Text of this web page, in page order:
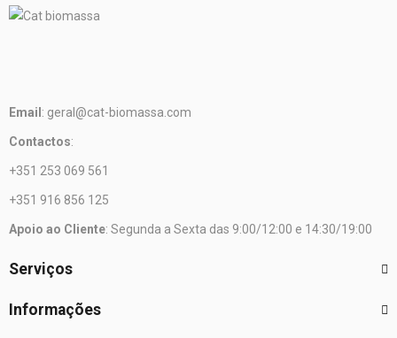
Email : geral@cat-biomassa.com
Contactos:
+351 253 069 561
+351 916 856 125
Apoio ao Cliente: Segunda a Sexta das 9:00/12:00 e 14:30/19:00
Serviços
Informações